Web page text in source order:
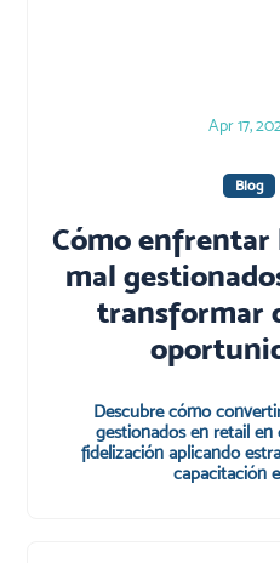
Apr 17,
Blog
Cómo enfrentar
mal
transformar
Descubre cómo
gestionados en retail
fidelización aplicando
capacitación